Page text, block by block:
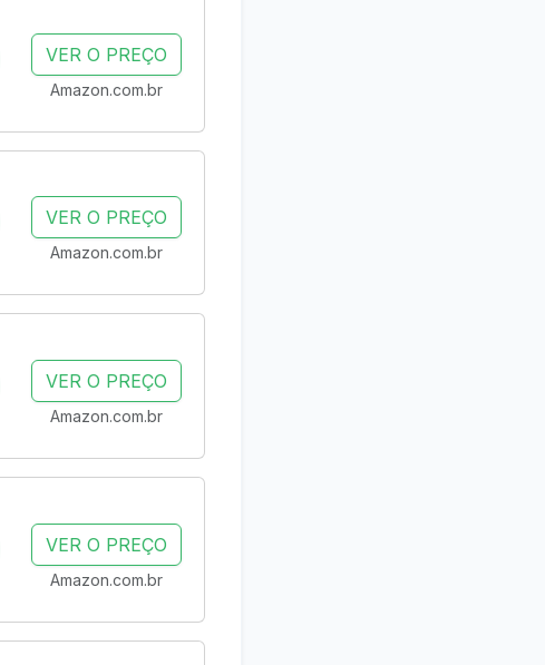
VER O PREÇO
Amazon.com.br
VER O PREÇO
Amazon.com.br
VER O PREÇO
Amazon.com.br
VER O PREÇO
Amazon.com.br